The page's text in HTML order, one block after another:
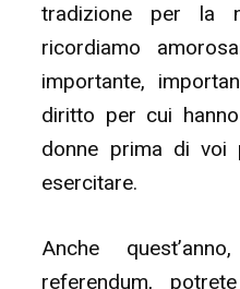
tradizione per la
ricordiamo
importante,
diritto per cui
donne prima di voi
esercitare.
Anche
referendum,